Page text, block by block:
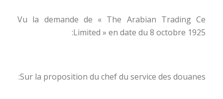
Vu la demande de « The Arabian Trading Ce
Limited » en date du 8 octobre 1925:
Sur la proposition du chef du service des douanes: